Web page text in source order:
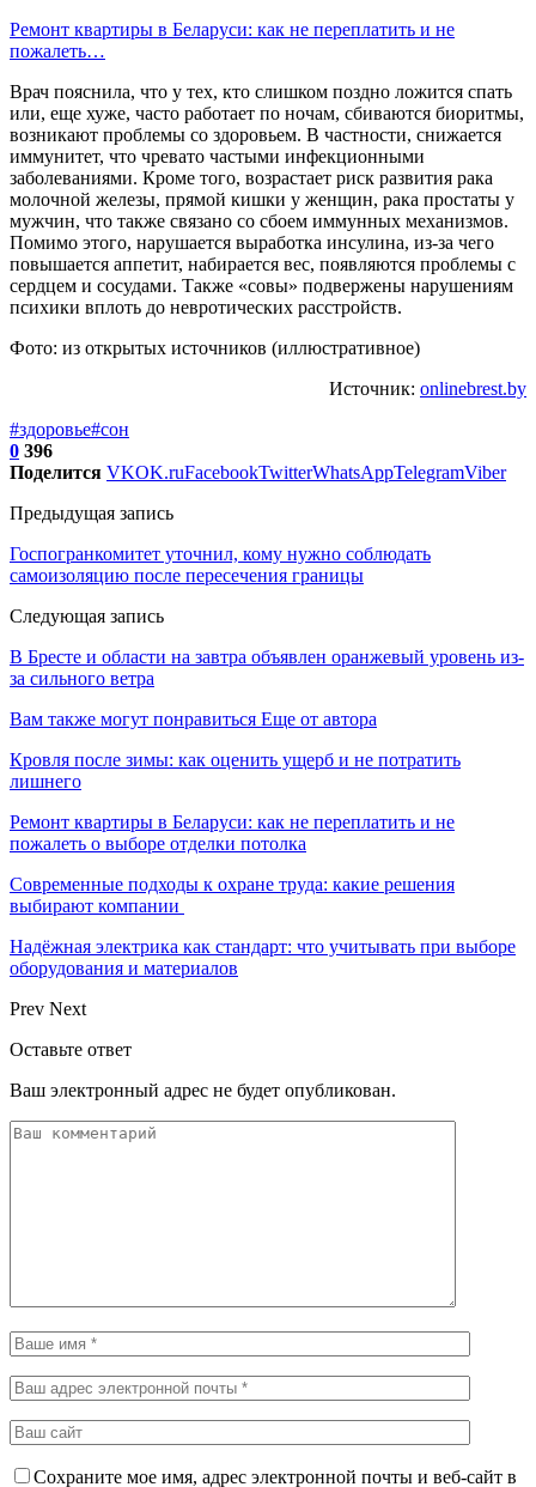
Ремонт квартиры в Беларуси: как не переплатить и не
пожалеть…
Врач пояснила, что у тех, кто слишком поздно ложится спать
или, еще хуже, часто работает по ночам, сбиваются биоритмы,
возникают проблемы со здоровьем. В частности, снижается
иммунитет, что чревато частыми инфекционными
заболеваниями. Кроме того, возрастает риск развития рака
молочной железы, прямой кишки у женщин, рака простаты у
мужчин, что также связано со сбоем иммунных механизмов.
Помимо этого, нарушается выработка инсулина, из-за чего
повышается аппетит, набирается вес, появляются проблемы с
сердцем и сосудами. Также «совы» подвержены нарушениям
психики вплоть до невротических расстройств.
Фото: из открытых источников (иллюстративное)
Источник: onlinebrest.by
#здоровье#сон
0 396
Поделится VKOK.ruFacebookTwitterWhatsAppTelegramViber
Предыдущая запись
Госпогранкомитет уточнил, кому нужно соблюдать
самоизоляцию после пересечения границы
Следующая запись
В Бресте и области на завтра объявлен оранжевый уровень из-
за сильного ветра
Вам также могут понравиться Еще от автора
Кровля после зимы: как оценить ущерб и не потратить
лишнего
Ремонт квартиры в Беларуси: как не переплатить и не
пожалеть о выборе отделки потолка
Современные подходы к охране труда: какие решения
выбирают компании
Надёжная электрика как стандарт: что учитывать при выборе
оборудования и материалов
Prev Next
Оставьте ответ
Ваш электронный адрес не будет опубликован.
Сохраните мое имя, адрес электронной почты и веб-сайт в